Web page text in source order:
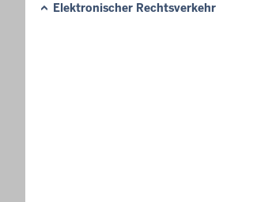
Elektronischer Rechtsverkehr